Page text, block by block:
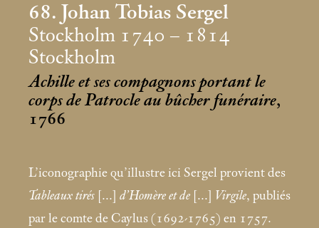
68. Johan Tobias Sergel
Stockholm 1740 – 1814
Stockholm
Achille et ses compagnons portant le
corps de Patrocle au bûcher funéraire,
1766
L’iconographie qu’illustre ici Sergel provient des
Tableaux tirés [...] d’Homère et de [...] Virgile, publiés
par le comte de Caylus (1692-1765) en 1757.